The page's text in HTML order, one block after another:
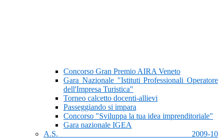
Concorso Gran Premio AIRA Veneto
Gara Nazionale "Istituti Professionali Operatore
dell'Impresa Turistica"
Torneo calcetto docenti-allievi
Passeggiando si impara
Concorso "Sviluppa la tua idea imprenditoriale"
Gara nazionale IGEA
A.S. 2009-10